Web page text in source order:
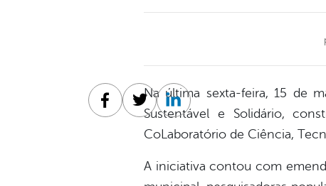
Na última sexta-feira, 15 de
Sustentável e Solidário,
CoLaboratório de Ciência,
A iniciativa contou com
Facebook
TwitterLinkedin